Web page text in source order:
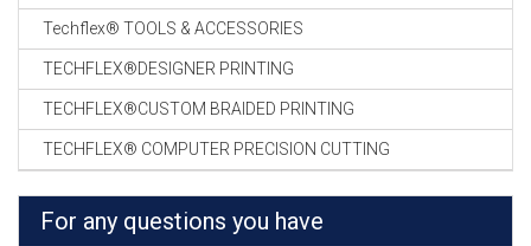
Techflex® TOOLS & ACCESSORIES
TECHFLEX®DESIGNER PRINTING
TECHFLEX®CUSTOM BRAIDED PRINTING
TECHFLEX® COMPUTER PRECISION CUTTING
For any questions you have